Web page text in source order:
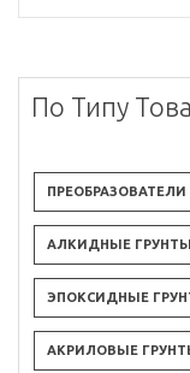
По Типу
АЛКИДНЫЕ ГРУНТЫ
ЭПОКСИДНЫЕ
АКРИЛОВЫЕ